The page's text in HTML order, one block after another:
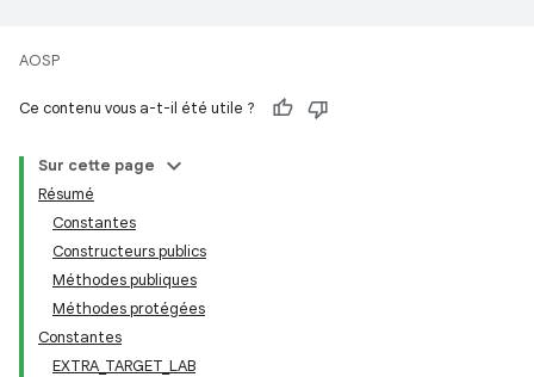
AOSP
Ce contenu vous a-t-il été utile ?
Sur cette page
Résumé
Constantes
Constructeurs publics
Méthodes publiques
Méthodes protégées
Constantes
EXTRA_TARGET_LAB